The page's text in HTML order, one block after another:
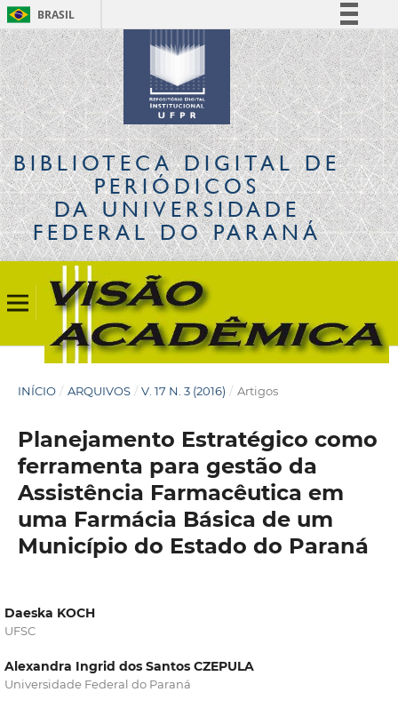
BRASIL
Simplifique!
Comunica BR
Participe
Acesso à informação
Legislação
Canais
BIBLIOTECA DIGITALDE
PERIÓDICOS
DA UNIVERSIDADE
FEDERAL DO PARANÁ
INÍCIO / ARQUIVOS / V. 17 N. 3 (2016) / Artigos
Planejamento Estratégico como
ferramenta para gestão da
Assistência Farmacêutica em
uma Farmácia Básica de um
Município do Estado do Paraná
Daeska KOCH
UFSC
Alexandra Ingrid dos Santos CZEPULA
Universidade Federal do Paraná